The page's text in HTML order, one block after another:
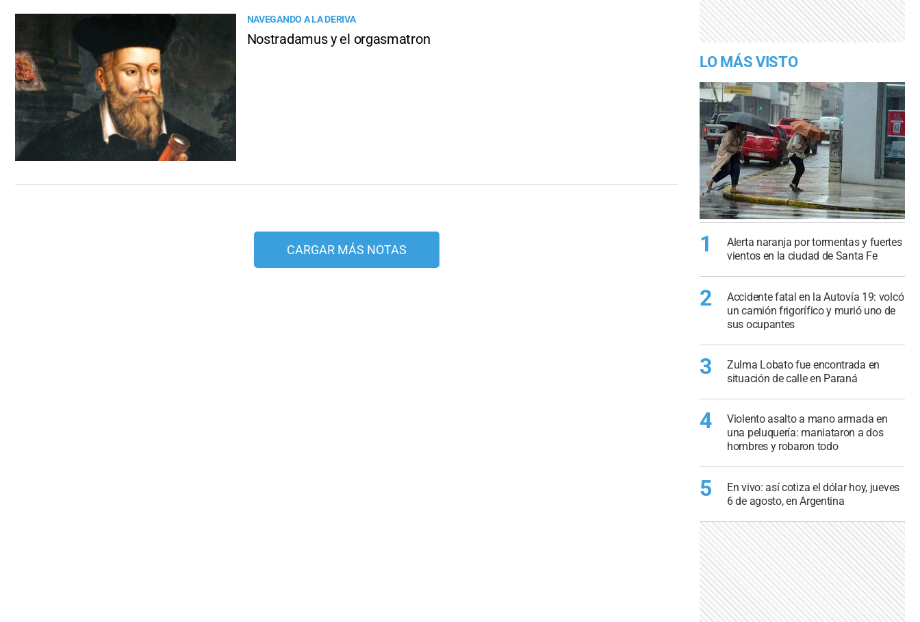
NAVEGANDO A LA DERIVA
Nostradamus y el orgasmatron
CARGAR MÁS NOTAS
LO MÁS VISTO
1
Alerta naranja por tormentas y fuertes
vientos en la ciudad de Santa Fe
2
Accidente fatal en la Autovía 19: volcó
un camión frigorífico y murió uno de
sus ocupantes
3
Zulma Lobato fue encontrada en
situación de calle en Paraná
4
Violento asalto a mano armada en
una peluquería: maniataron a dos
hombres y robaron todo
5
En vivo: así cotiza el dólar hoy, jueves
6 de agosto, en Argentina